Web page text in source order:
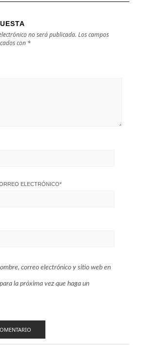
no será publicada. Los campos
con *
ELECTRÓNICO*
correo electrónico y sitio web en
la próxima vez que haga un